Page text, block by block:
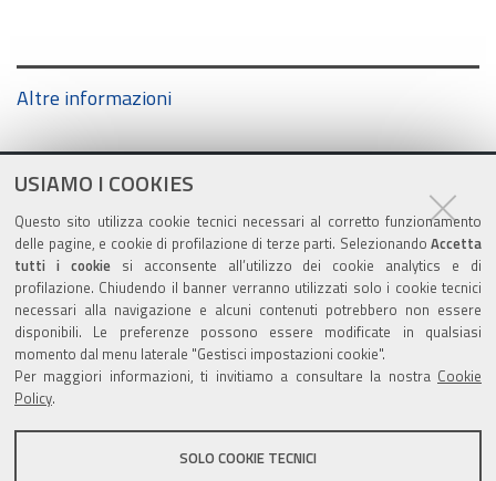
USIAMO I COOKIES
Questo sito utilizza cookie tecnici necessari al corretto funzionamento
delle pagine, e cookie di profilazione di terze parti. Selezionando Accetta
tutti i cookiesi acconsente all’utilizzo dei cookie analytics e di
profilazione. Chiudendo il banner verranno utilizzati solo i cookie tecnici
necessari alla navigazione e alcuni contenuti potrebbero non essere
disponibili. Le preferenze possono essere modificate in qualsiasi
momento dal menu laterale "Gestisci impostazioni cookie".
Per maggiori informazioni, ti invitiamo a consultare la nostra Cookie
Policy.
SOLO COOKIE TECNICI
Altre informazioni
Contatti
Azienda Unità Sanitaria Locale di Ferrara
via Cassoli, 30 - 44121 FERRARA
Tel. 0532 235 111
C.F e P.IVA 01295960387